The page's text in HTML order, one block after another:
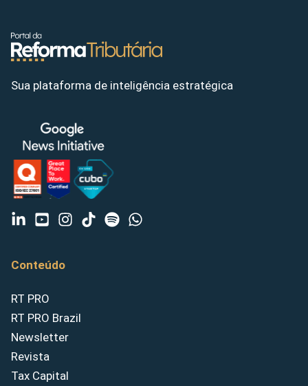
Sua plataforma de inteligência estratégica
Conteúdo
RT PRO
RT PRO Brazil
Newsletter
Revista
Tax Capital